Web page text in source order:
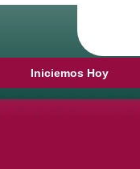
Iniciemos Hoy